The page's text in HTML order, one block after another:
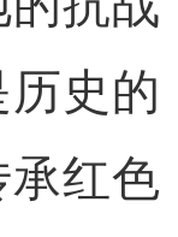
史的
承红色